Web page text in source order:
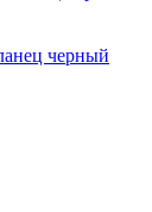
черный